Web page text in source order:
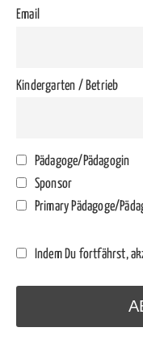
Email
Kindergarten / Betrieb
Pädagoge/Pädagogin
Sponsor
Primary Pädagoge/
Indem Du fortfährst,